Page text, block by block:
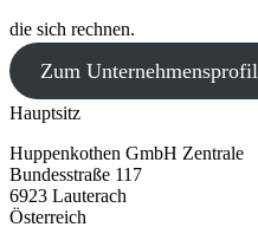
die sich rechnen.
Zum Unternehmensprofil
Hauptsitz
Huppenkothen GmbH Zentrale
Bundesstraße 117
6923 Lauterach
Österreich